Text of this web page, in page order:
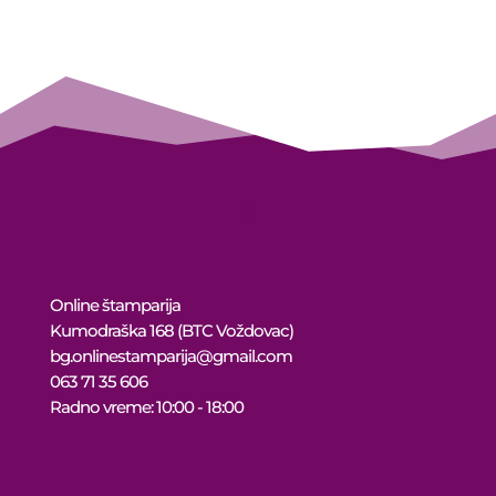
Online štamparija
Kumodraška 168 (BTC Voždovac)
bg.onlinestamparija@gmail.com
063 71 35 606
Radno vreme: 10:00 - 18:00